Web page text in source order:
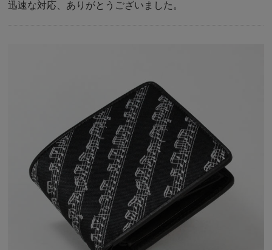
迅速な対応、ありがとうございました。